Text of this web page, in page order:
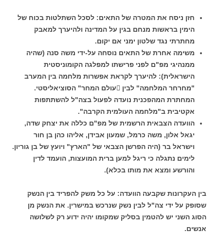
חזן ניסח את המטרה של התאים: לסכל השתלטות בכוח של
הימין בראשות מנחם בגין על המדינה ולהיערך למאבק
מחתרתי נגד שלטון ימני אם יקום.
משימה אחרת של התאים נוסחה על-ידי משה סנה (שהיה
ממנהיגי מפ"ם לפני פרישתו למפלגה הקומוניסטית
הישראלית): להיערך לקראת אפשרות מלחמה בין המערב
"מחרחר המלחמה" לבין עולם המחר" הסוציאליסטי.
המחתרת המהפכנית נועדה לפעול בצה"ל להשתתפות
אקטיבית ב"מלחמה העולמית הקרבה".
הוועדה הצבאית הרשמית של מפ"ם כללה את יצחק שדה,
יגאל אלון, משה כרמל, שמעון אבידן, אליהו כהן בן חור
וישראל בר (היה הפרשן הצבאי של "הארץ" ויועץ של בן גוריון.
לימים נתגלה כי ריגל למען ברית המועצות, הועמד לדין
והורשע ומצא את מותו בכלא).
בין העקרונות שקבעה הוועדה: על כל משק להפריד בין הנשק
שסופק על ידי צה"ל לבין נשק שנרכש במישרין. את הנשק מן
הסוג השני יש להטמין בסליק שמקומו יהיה ידוע רק לשלושה
אנשים.